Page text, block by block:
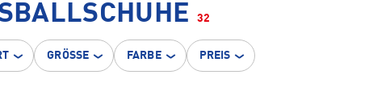
32
GRÖSSE FARBE PREIS